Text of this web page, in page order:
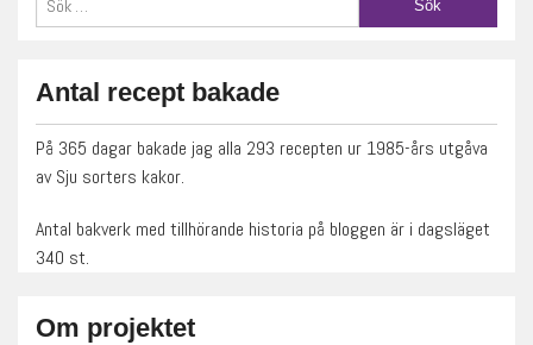
Antal recept bakade
På 365 dagar bakade jag alla 293 recepten ur 1985-års utgåva
av Sju sorters kakor.
Antal bakverk med tillhörande historia på bloggen är i dagsläget
340 st.
Om projektet